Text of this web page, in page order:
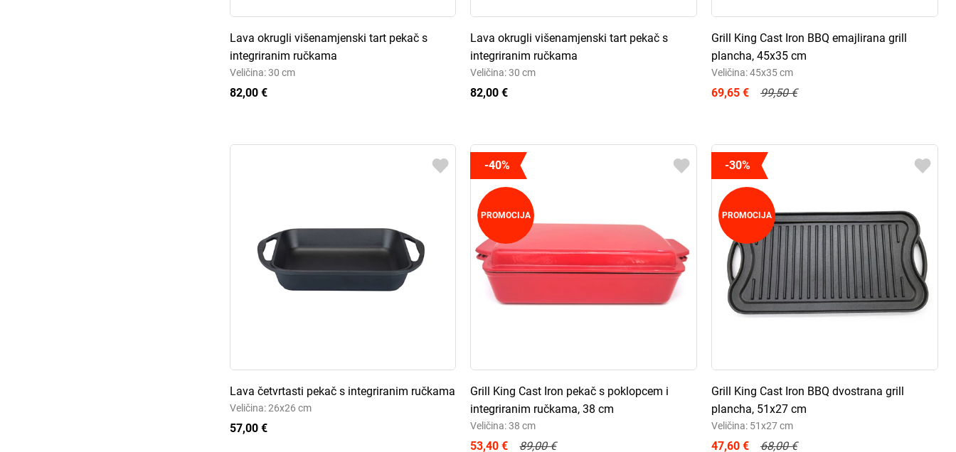
Lava okrugli višenamjenski tart pekač s
integriranim ručkama
Veličina: 30 cm
82,00 €
Lava okrugli višenamjenski tart pekač s
integriranim ručkama
Veličina: 30 cm
82,00 €
Grill King Cast Iron BBQ emajlirana grill
plancha, 45x35 cm
Veličina: 45x35 cm
69,65 € 99,50 €
Lava četvrtasti pekač s integriranim ručkama
Veličina: 26x26 cm
57,00 €
-40%
PROMOCIJA
Grill King Cast Iron pekač s poklopcem i
integriranim ručkama, 38 cm
Veličina: 38 cm
53,40 € 89,00 €
-30%
PROMOCIJA
Grill King Cast Iron BBQ dvostrana grill
plancha, 51x27 cm
Veličina: 51x27 cm
47,60 € 68,00 €